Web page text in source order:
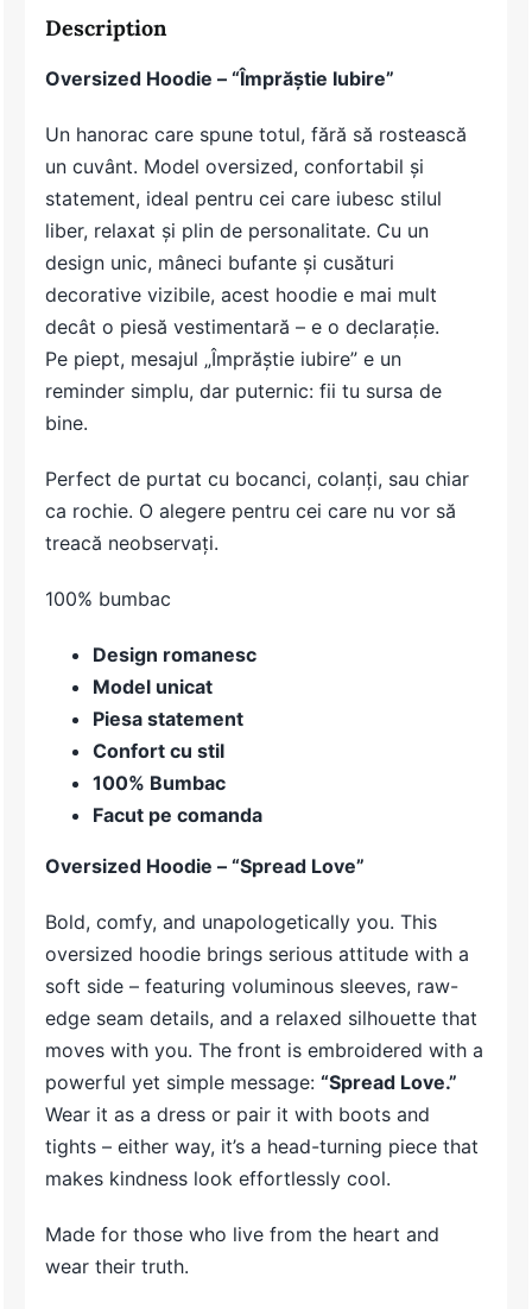
Description
Oversized Hoodie – “Împrăștie Iubire”
Un hanorac care spune totul, fără să rostească
un cuvânt. Model oversized, confortabil și
statement, ideal pentru cei care iubesc stilul
liber, relaxat și plin de personalitate. Cu un
design unic, mâneci bufante și cusături
decorative vizibile, acest hoodie e mai mult
decât o piesă vestimentară – e o declarație.
Pe piept, mesajul „Împrăștie iubire” e un
reminder simplu, dar puternic: fii tu sursa de
bine.
Perfect de purtat cu bocanci, colanți, sau chiar
ca rochie. O alegere pentru cei care nu vor să
treacă neobservați.
100% bumbac
Design romanesc
Model unicat
Piesa statement
Confort cu stil
100% Bumbac
Facut pe comanda
Oversized Hoodie – “Spread Love”
Bold, comfy, and unapologetically you. This
oversized hoodie brings serious attitude with a
soft side – featuring voluminous sleeves, raw-
edge seam details, and a relaxed silhouette that
moves with you. The front is embroidered with a
powerful yet simple message:“Spread Love.”
Wear it as a dress or pair it with boots and
tights – either way, it’s a head-turning piece that
makes kindness look effortlessly cool.
Made for those who live from the heart and
wear their truth.